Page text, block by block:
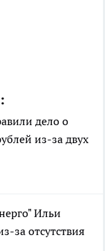
дело о
из-за двух
Ильи
за отсутствия